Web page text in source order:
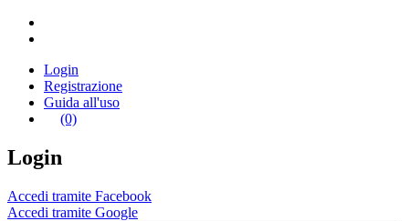
Login
Registrazione
Guida all'uso
(0)
Login
Accedi tramite Facebook
Accedi tramite Google